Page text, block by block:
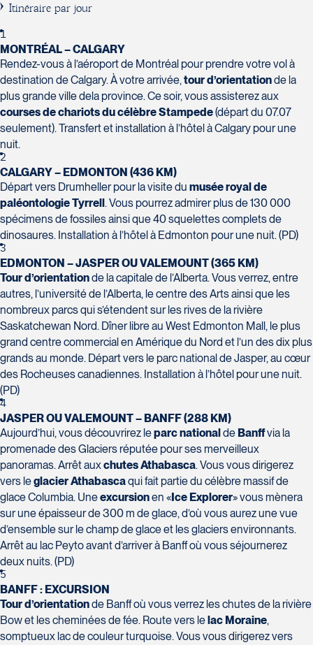
Itinéraire par jour
1
MONTRÉAL – CALGARY
Rendez-vous à l’aéroport de Montréal pour prendre votre vol à
destination de Calgary. À votre arrivée,tour d’orientationde la
plus grande ville dela province. Ce soir, vous assisterez aux
courses de chariots du célèbre Stampede(départ du 07.07
seulement). Transfert et installation à l’hôtel à Calgary pour une
nuit.
2
CALGARY – EDMONTON (436 KM)
Départ vers Drumheller pour la visite du musée royal de
paléontologie Tyrrell . Vous pourrez admirer plus de 130 000
spécimens de fossiles ainsi que 40 squelettes complets de
dinosaures. Installation à l’hôtel à Edmonton pour une nuit. (PD)
3
EDMONTON – JASPER OU VALEMOUNT (365 KM)
Tour d’orientationde la capitale de l’Alberta. Vous verrez, entre
autres, l’université de l’Alberta, le centre des Arts ainsi que les
nombreux parcs qui s’étendent sur les rives de la rivière
Saskatchewan Nord. Dîner libre au West Edmonton Mall, le plus
grand centre commercial en Amérique du Nord et l’un des dix plus
grands au monde. Départ vers le parc national de Jasper, au cœur
des Rocheuses canadiennes. Installation à l’hôtel pour une nuit.
(PD)
4
JASPER OU VALEMOUNT – BANFF (288 KM)
Aujourd’hui, vous découvrirez leparc national de Banffvia la
promenade des Glaciers réputée pour ses merveilleux
panoramas. Arrêt auxchutes Athabasca. Vous vous dirigerez
vers leglacierAthabascaqui fait partie du célèbre massif de
glace Columbia. Uneexcursionen « Ice Explorer» vous mènera
sur une épaisseur de 300 m de glace, d’où vous aurez une vue
d’ensemble sur le champ de glace et les glaciers environnants.
Arrêt au lac Peyto avant d’arriver à Banff où vous séjournerez
deux nuits. (PD)
5
BANFF : EXCURSION
Tour d’orientationde Banff où vous verrez les chutes de la rivière
Bow et les cheminées de fée. Route vers le lac Moraine,
somptueux lac de couleur turquoise. Vous vous dirigerez vers
Voyages Nouveau-Monde
420 Boulevard Manseau
Joliette
J6E 3E1
Tél :450-755-5557 / 1-877-751-5557
Voyages Terre et Monde
1460 Chemin Gascon
J6X 2Z5
Tél :450-964-3574
Voyages des Laurentides
939 Boulevard Albiny-Paquette
Mont-Laurier
J9L 3J1
Tél :
450-688-6211 / 1-888-682-8616
Club Voyages Orientation
J4B 6P5
Tél :450-655-1855 / 1-866-655-5736
Club Voyages Princesse
686 rue Principale
Granby
J2G 2Y4
Tél :450-372-4444
Voyages Action
230 Boulevard Sir-Wilfrid-Laurier
Beloeil
J3G 4G7
Voyages Boislard Poirier
2840 Boulevard Laframboise
Saint-Hyacinthe
J2S 4Z1
Tél :450-774-6436 / 1-800-561-2967
La Forfaiterie Voyages
5401 Boulevard Des Galeries - Local 104
(porte H)
Québec
G2K 1N4
Tél :418-652-2400 / 1-888-848-1518
Le Voyagiste de Québec
Suite 120QuébecG1W 0C1
Tél :418-977-4080 / 1-877-977-4080
Voyages CAA Place de la Cité
2600 Boulevard Laurier #133, Place de la
Cité
Québec
G1V 4T3
Tél :418-653-9200 / 1-844-869-2439
Voyages CAA Québec
Québec
G2J 1E3
Tél :418-624-8222 / 1-844-869-2439
SOUMETTRE